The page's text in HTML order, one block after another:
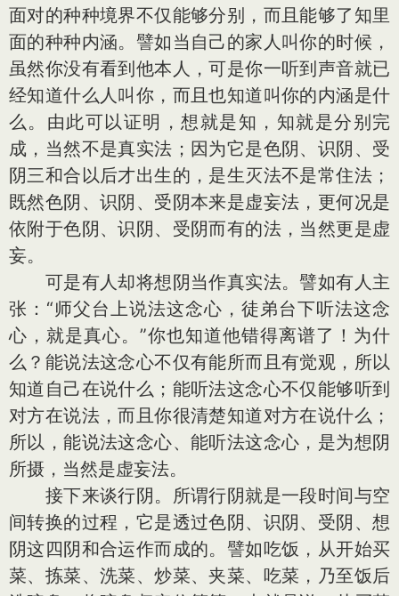
面对的种种境界不仅能够分别，而且能够了知里
面的种种内涵。譬如当自己的家人叫你的时候，
虽然你没有看到他本人，可是你一听到声音就已
经知道什么人叫你，而且也知道叫你的内涵是什
么。由此可以证明，想就是知，知就是分别完
成，当然不是真实法；因为它是色阴、识阴、受
阴三和合以后才出生的，是生灭法不是常住法；
既然色阴、识阴、受阴本来是虚妄法，更何况是
依附于色阴、识阴、受阴而有的法，当然更是虚
妄。
可是有人却将想阴当作真实法。譬如有人主
张：“师父台上说法这念心，徒弟台下听法这念
心，就是真心。”你也知道他错得离谱了！为什
么？能说法这念心不仅有能所而且有觉观，所以
知道自己在说什么；能听法这念心不仅能够听到
对方在说法，而且你很清楚知道对方在说什么；
所以，能说法这念心、能听法这念心，是为想阴
所摄，当然是虚妄法。
接下来谈行阴。所谓行阴就是一段时间与空
间转换的过程，它是透过色阴、识阴、受阴、想
阴这四阴和合运作而成的。譬如吃饭，从开始买
菜、拣菜、洗菜、炒菜、夹菜、吃菜，乃至饭后